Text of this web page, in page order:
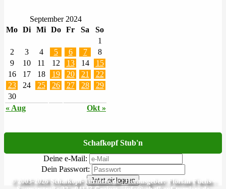
September 2024
Mo Di Mi Do Fr Sa So
« Aug Okt »
1
2
3 4 5 6 7
8
9
10 11 12 13 14
15
16
17 18 19 20 21
22
23
24 25 26 27 28
29
30
Schafkopf Stub'n
Deine e-Mail:
Dein Passwort:
Jetzt einloggen
© 2003-2026 Schafkopf-Turniere.de | Herausgeber: Florian Fuchs -